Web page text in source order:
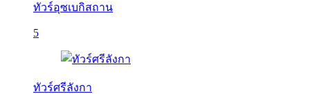
ทัวร์อุซเบกิสถาน
5
ทัวร์ศรีลังกา